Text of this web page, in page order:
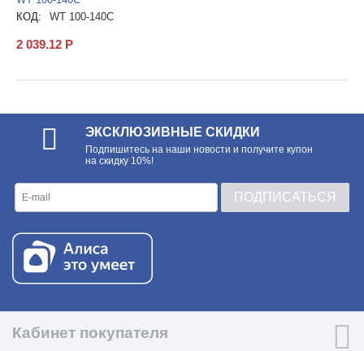
КОД:
WT 100-140C
2 039.12 Р
ЭКСКЛЮЗИВНЫЕ СКИДКИ
Подпишитесь на наши новости и получите купон
на скидку 10%!
ПОДПИСАТЬСЯ
Кабинет покупателя